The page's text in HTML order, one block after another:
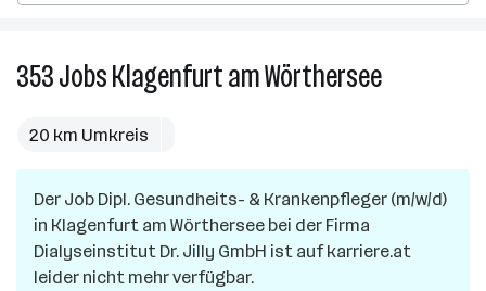
353JobsKlagenfurt am Wörthersee353
am
Wörthersee
20 km Umkreis
Der Job Dipl. Gesundheits- & Krankenpfleger (m/w/d)
in Klagenfurt am Wörthersee bei der Firma
Dialyseinstitut Dr. Jilly GmbH ist auf karriere.at
leider nicht mehr verfügbar.